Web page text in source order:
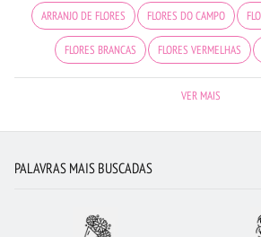
ARRANJO DE FLORES FLORES DO CAMPO
FLORES BRANCAS FLORES VERMELHAS
FLORICULTURA NITERÓI FLORICULTURA
VER MAIS
PALAVRAS MAIS BUSCADAS